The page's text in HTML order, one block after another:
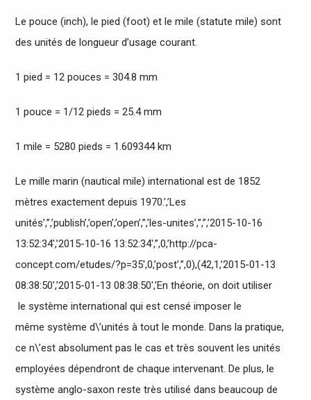
Le pouce (inch), le pied (foot) et le mile (statute mile) sont
des unités de longueur d’usage courant.
1 pied = 12 pouces = 304.8 mm
1 pouce = 1/12 pieds = 25.4 mm
1 mile = 5280 pieds = 1.609344 km
Le mille marin (nautical mile) international est de 1852
mètres exactement depuis 1970.’,’Les
unités’,”,’publish’,’open’,’open’,”,’les-unites’,”,”,’2015-10-16
13:52:34′,’2015-10-16 13:52:34′,”,0,’http://pca-
concept.com/etudes/?p=35′,0,’post’,”,0),(42,1,’2015-01-13
08:38:50′,’2015-01-13 08:38:50′,’En théorie, on doit utiliser
le système international qui est censé imposer le
même système d\’unités à tout le monde. Dans la pratique,
ce n\’est absolument pas le cas et très souvent les unités
employées dépendront de chaque intervenant. De plus, le
système anglo-saxon reste très utilisé dans beaucoup de